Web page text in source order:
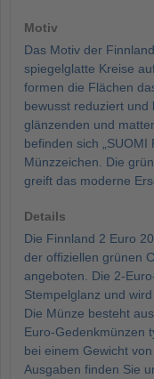
Motiv
Das Motiv der
spiegelglatte Kreise
formen die Flächen
bewusst reduziert und
glänzenden und
befinden sich „SUOMI
Münzzeichen. Die
greift das moderne
Details
Die Finnland 2 Euro
der offiziellen grünen
angeboten. Die 2-
Stempelglanz und
Die Münze besteht
Euro-Gedenkmünzen
bei einem Gewicht
Ausgaben finden Sie